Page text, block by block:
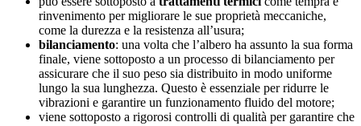
rinvenimento per migliorare le sue proprietà meccaniche,
come la durezza e la resistenza all’usura;
bilanciamento: una volta che l’albero ha assunto la sua forma
finale, viene sottoposto a un processo di bilanciamento per
assicurare che il suo peso sia distribuito in modo uniforme
lungo la sua lunghezza. Questo è essenziale per ridurre le
vibrazioni e garantire un funzionamento fluido del motore;
viene sottoposto a rigorosi controlli di qualità per garantire che